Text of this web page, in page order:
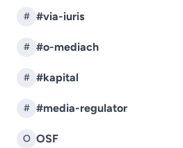
# #via-iuris
# #o-mediach
# #kapital
# #media-regulator
O OSF